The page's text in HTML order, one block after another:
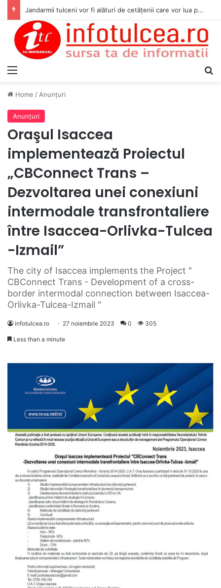
Jandarmii tulceni vor fi alături de cetățenii care vor lua parte la Festivalul Folk Țestos
Home / Anunţuri
Anunţuri
Oraşul Isaccea
implementează Proiectul
„CBConnect Trans –
Dezvoltarea unei conexiuni
intermodale transfrontaliere
între Isaccea-Orlivka-Tulcea
-Izmail”
The city of Isaccea implements the Project "
CBConnect Trans - Development of a cross-
border intermodal connection between Isaccea-
Orlivka-Tulcea-Izmail "
infotulcea.ro 27 noiembrie 2023 0 305
Less than a minute